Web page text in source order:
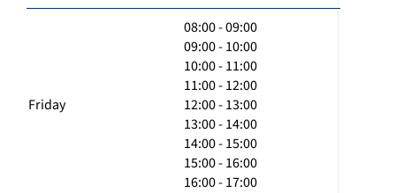
Friday
08:00 - 09:00
09:00 - 10:00
10:00 - 11:00
11:00 - 12:00
12:00 - 13:00
13:00 - 14:00
14:00 - 15:00
15:00 - 16:00
16:00 - 17:00